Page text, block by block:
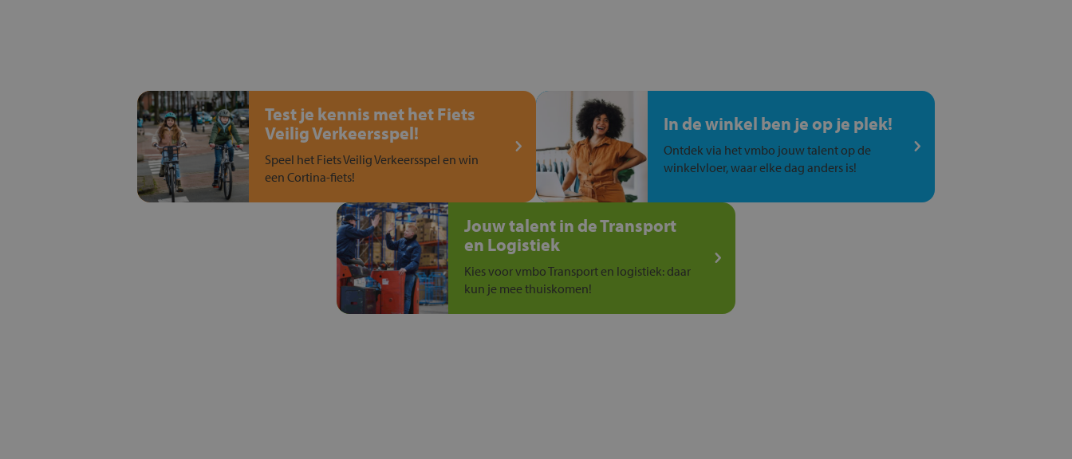
Test je kennis met het Fiets
Veilig Verkeersspel!
Speel het Fiets Veilig Verkeersspel en win
een Cortina-fiets!
In de winkel ben je op je plek!
Ontdek via het vmbo jouw talent op de
winkelvloer, waar elke dag anders is!
Jouw talent in de Transport
en Logistiek
Kies voor vmbo Transport en logistiek: daar
kun je mee thuiskomen!